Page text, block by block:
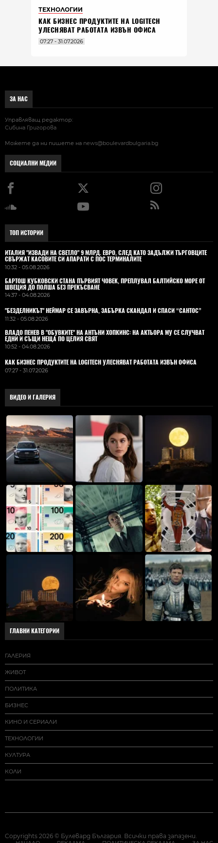
ТЕХНОЛОГИИ
КАК БИЗНЕС ПРОДУКТИТЕ НА LOGITECH
УЛЕСНЯВАТ РАБОТАТА ИЗВЪН ОФИСА
07:27 - 31.07.2026
ЗА НАС
Управляващ редактор:
Сибина Григорова
Можете да ни пишете на news@boulevardbulgaria.bg
СОЦИАЛНИ МЕДИИ
ТОП ИСТОРИИ
ИТАЛИЯ "ИЗВАДИ НА СВЕТЛО" 9 МЛРД. ЕВРО, СЛЕД КАТО ЗАДЪЛЖИ ТЪРГОВЦИТЕ
СВЪРЖАТ КАСОВИТЕ СИ АПАРАТИ С ПОС ТЕРМИНАЛИТЕ
10:32 - 05.08.2026
БАРТОШ КУБКОВСКИ СТАНА ПЪРВИЯТ ЧОВЕК, ПРЕПЛУВАЛ БАЛТИЙСКО МОРЕ ОТ
ШВЕЦИЯ ДО ПОЛША БЕЗ ПРЕКЪСВАНЕ
14:37 - 04.08.2026
"БЕЗДЕЛНИКЪТ" НЕЙМАР СЕ ЗАВЪРНА, ЗАБЪРКА СКАНДАЛ И СПАСИ “САНТОС”
11:32 - 05.08.2026
ВЛАДO ПЕНЕВ В "ОБУВКИТЕ" НА АНТЪНИ ХОПКИНС: НА АКТЬОРА МУ СЕ СЛУЧВАТ
ЕДНИ И СЪЩИ НЕЩА ПО ЦЕЛИЯ СВЯТ
10:52 - 04.08.2026
КАК БИЗНЕС ПРОДУКТИТЕ НА LOGITECH УЛЕСНЯВАТ РАБОТАТА ИЗВЪН ОФИСА
07:27 - 31.07.2026
ВИДЕО И ГАЛЕРИЯ
ГЛАВНИ КАТЕГОРИИ
ГАЛЕРИЯ
ЖИВОТ
ПОЛИТИКА
БИЗНЕС
КИНО И СЕРИАЛИ
ТЕХНОЛОГИИ
КУЛТУРА
КОЛИ
Copyrights 2026 © Булевард България. Всички права запазени.